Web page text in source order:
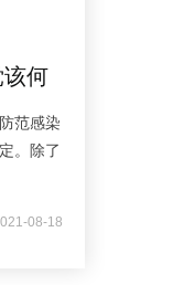
何
范感染
。除了
08-18